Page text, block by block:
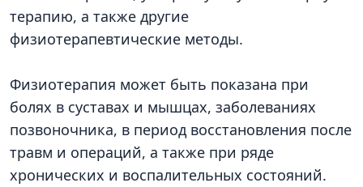
терапию, а также другие
физиотерапевтические методы.
Физиотерапия может быть показана при
болях в суставах и мышцах, заболеваниях
позвоночника, в период восстановления после
травм и операций, а также при ряде
хронических и воспалительных состояний.